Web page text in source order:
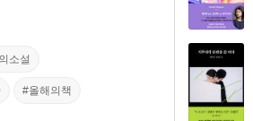
소설
#올해의책